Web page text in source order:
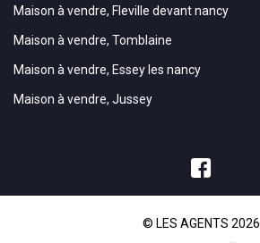
Maison à vendre, Fleville devant nancy
Maison à vendre, Tomblaine
Maison à vendre, Essey les nancy
Maison à vendre, Jussey
© LES AGENTS 2026